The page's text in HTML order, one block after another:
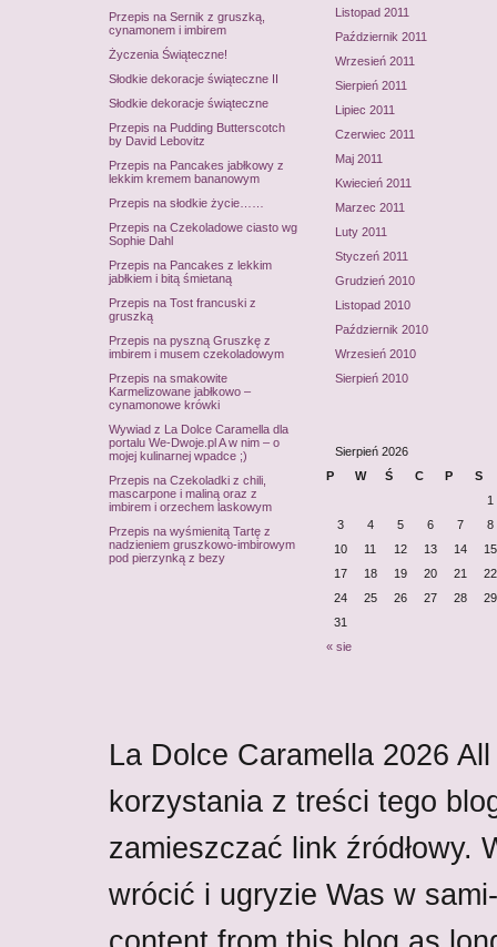
Przepis na Sernik z gruszką,
cynamonem i imbirem
Życzenia Świąteczne!
Słodkie dekoracje świąteczne II
Słodkie dekoracje świąteczne
Przepis na Pudding Butterscotch
by David Lebovitz
Przepis na Pancakes jabłkowy z
lekkim kremem bananowym
Przepis na słodkie życie……
Przepis na Czekoladowe ciasto wg
Sophie Dahl
Przepis na Pancakes z lekkim
jabłkiem i bitą śmietaną
Przepis na Tost francuski z
gruszką
Przepis na pyszną Gruszkę z
imbirem i musem czekoladowym
Przepis na smakowite
Karmelizowane jabłkowo –
cynamonowe krówki
Wywiad z La Dolce Caramella dla
portalu We-Dwoje.pl A w nim – o
mojej kulinarnej wpadce ;)
Przepis na Czekoladki z chili,
mascarpone i maliną oraz z
imbirem i orzechem laskowym
Przepis na wyśmienitą Tartę z
nadzieniem gruszkowo-imbirowym
pod pierzynką z bezy
Listopad 2011
Październik 2011
Wrzesień 2011
Sierpień 2011
Lipiec 2011
Czerwiec 2011
Maj 2011
Kwiecień 2011
Marzec 2011
Luty 2011
Styczeń 2011
Grudzień 2010
Listopad 2010
Październik 2010
Wrzesień 2010
Sierpień 2010
Sierpień 2026
P
W Ś C P S
« sie
1
3
4 5 6 7
8
10
11 12 13 14
15
17
18 19 20 21
22
24
25 26 27 28
29
31
La Dolce Caramella 2026
korzystania z treści tego
zamieszczać link źródłowy.
wrócić i ugryzie Was w